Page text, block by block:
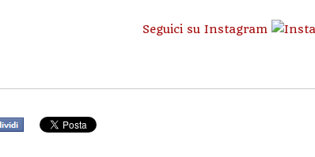
Seguici su Instagram